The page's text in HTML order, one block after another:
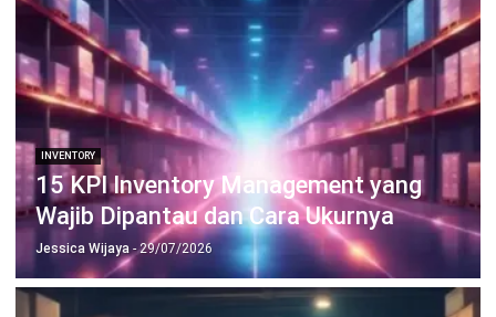
INVENTORY
Apa Itu Goods in Transit? Panduan
Lengkap untuk Bisnis
Nur Fi'llia Nugrahani